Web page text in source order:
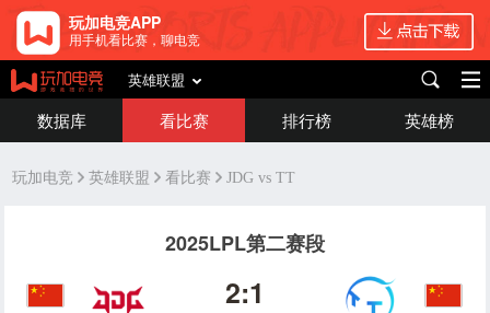
玩加电竞APP
用手机看比赛，聊电竞
英雄联盟
数据库 看比赛 排行榜 英雄榜
玩加电竞 英雄联盟 看比赛 JDG vs TT
2025LPL第二赛段
2:1